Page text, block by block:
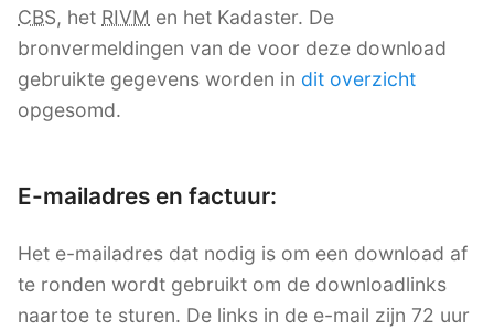
CBS, het RIVM en het Kadaster. De
bronvermeldingen van de voor deze download
gebruikte gegevens worden in dit overzicht
opgesomd.
E-mailadres en factuur:
Het e-mailadres dat nodig is om een download af
te ronden wordt gebruikt om de downloadlinks
naartoe te sturen. De links in de e-mail zijn 72 uur